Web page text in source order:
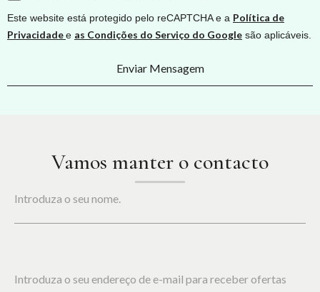
Este website está protegido pelo reCAPTCHA e a Política de
Privacidadee as Condições do Serviço do Google são aplicáveis.
Enviar Mensagem
Vamos manter o contacto
Introduza o seu nome.
Introduza o seu endereço de e-mail para receber ofertas